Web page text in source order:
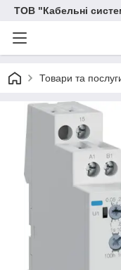
ТОВ "Кабельні
Товари та